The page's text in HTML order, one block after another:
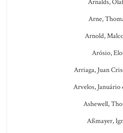
Arnalds,
Arne,
Arnold,
Arósio,
Arriaga, Juan
Arvelos, Januário
Ashewell,
Aßmayer,